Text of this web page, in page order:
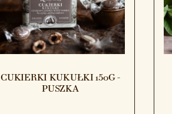
CUKIERKI KUKUŁKI 150G -
PUSZKA